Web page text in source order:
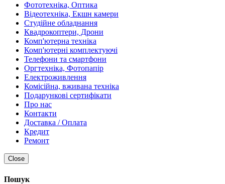
Фототехніка, Оптика
Відеотехніка, Екшн камери
Студійне обладнання
Квадрокоптери, Дрони
Комп'ютерна техніка
Комп'ютерні комплектуючі
Телефони та смартфони
Оргтехніка, Фотопапір
Електроживлення
Комісійна, вживана техніка
Подарункові сертифікати
Про нас
Контакти
Доставка / Оплата
Кредит
Ремонт
Close
Пошук